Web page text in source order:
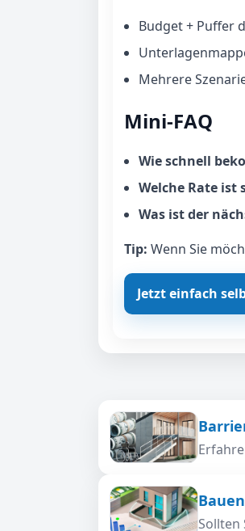
Budget + Puffer
Mehrere
Mini-FAQ
Wie schnell
Welche Rate ist
Was ist der
Tip: Wenn Sie
Jetzt einfach
Sollten